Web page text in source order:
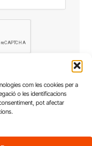
com les cookies per a
o les identificacions
pot afectar